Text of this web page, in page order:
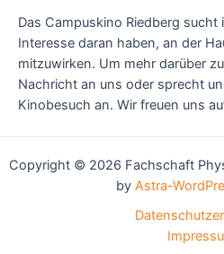
Das Campuskino Riedberg sucht
Interesse daran haben, an der
mitzuwirken. Um mehr darüber
Nachricht an uns oder sprecht
Kinobesuch an. Wir freuen uns
Copyright © 2026 Fachschaft
by Astra-